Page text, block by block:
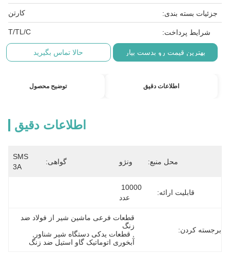
جزئیات بسته بندی: کارتن
شرایط پرداخت: T/TL/C
بهترین قیمت رو بدست بیار حالا تماس بگیرید
اطلاعات دقیق توضیح محصول
اطلاعات دقیق
محل منبع: ونژو گواهی:
SMS
3A
قابلیت ارائه:
عدد
برجسته کردن:
زنگ
قطعات یدکی دستگاه شیر شناور
آبخوری اتوماتیک گاو استیل ضد زنگ